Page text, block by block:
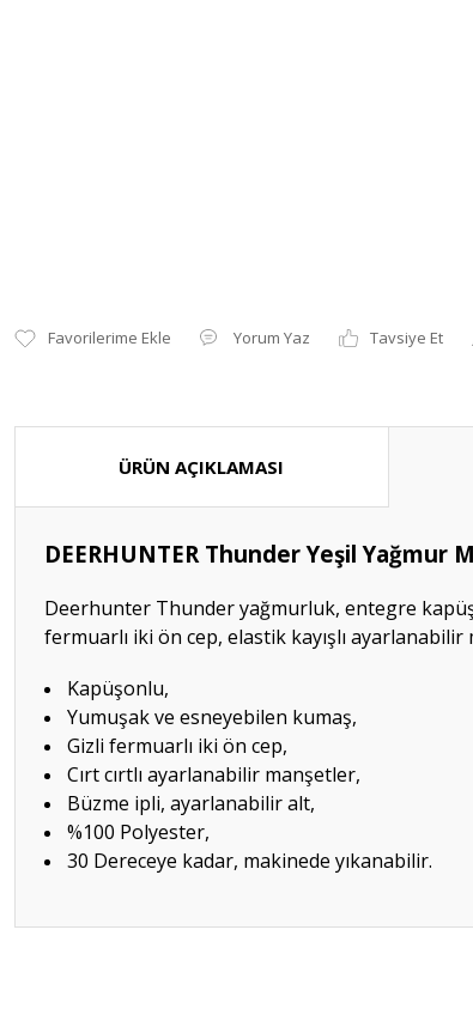
Yorum Yaz Tavsiye Et
ÜRÜN AÇIKLAMASI
DEERHUNTER Thunder Yeşil Yağmur
Deerhunter Thunder yağmurluk, entegre
fermuarlı iki ön cep, elastik kayışlı
Kapüşonlu,
Yumuşak ve esneyebilen kumaş,
Gizli fermuarlı iki ön cep,
Cırt cırtlı ayarlanabilir manşetler,
Büzme ipli, ayarlanabilir alt,
%100 Polyester,
30 Dereceye kadar, makinede yıkanabilir.